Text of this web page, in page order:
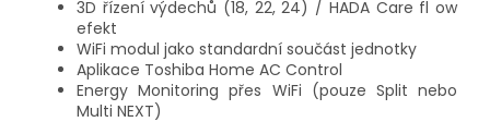
3D řízení výdechů (18, 22, 24) / HADA Care fl ow
efekt
WiFi modul jako standardní součást jednotky
Aplikace Toshiba Home AC Control
Energy Monitoring přes WiFi (pouze Split nebo
Multi NEXT)